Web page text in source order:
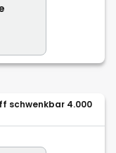
schwenkbar 4.000